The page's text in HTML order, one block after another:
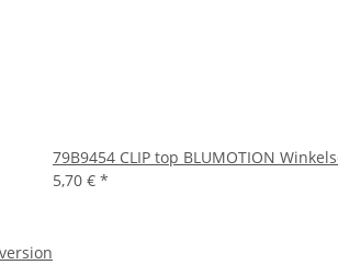
79B9454 CLIP top BLUMOTION
5,70 € *